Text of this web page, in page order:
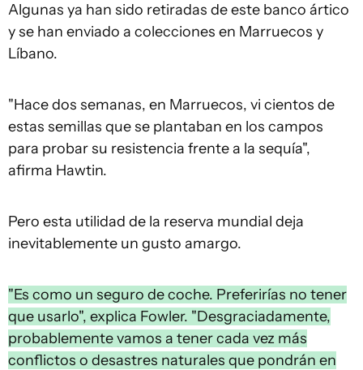
Algunas ya han sido retiradas de este banco ártico
y se han enviado a colecciones en Marruecos y
Líbano.
"Hace dos semanas, en Marruecos, vi cientos de
estas semillas que se plantaban en los campos
para probar su resistencia frente a la sequía",
afirma Hawtin.
Pero esta utilidad de la reserva mundial deja
inevitablemente un gusto amargo.
"Es como un seguro de coche. Preferirías no tener
que usarlo", explica Fowler. "Desgraciadamente,
probablemente vamos a tener cada vez más
conflictos o desastres naturales que pondrán en